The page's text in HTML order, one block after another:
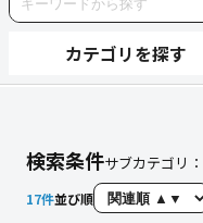
カテゴリを探す
検索条件サブカテゴリ：
17件並び順